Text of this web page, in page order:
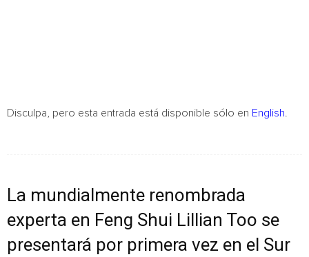
Disculpa, pero esta entrada está disponible sólo en English
La mundialmente renombrada
experta en Feng Shui Lillian Too se
presentará por primera vez en el Sur